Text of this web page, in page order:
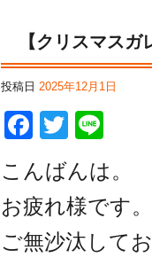
【クリスマスガ
投稿日 2025年12月1日
F
c
e
b
T
tt
er
e
こんばんは。
お疲れ様です。
ご無沙汰して